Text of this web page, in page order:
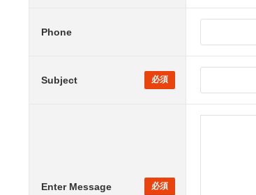
Phone
Subject
Enter Message